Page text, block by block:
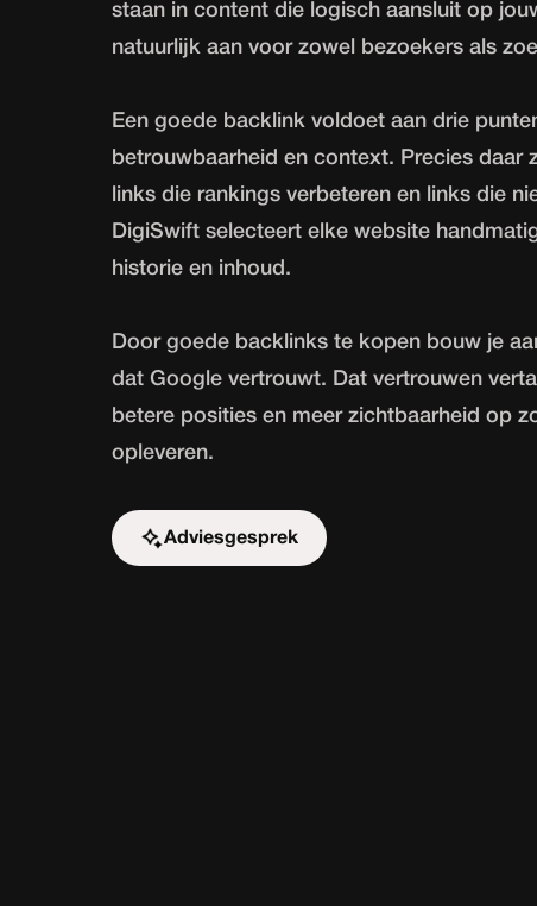
staan in content die logisch aansluit op
natuurlijk aan voor zowel bezoekers als
Een goede backlink voldoet aan drie
betrouwbaarheid en context. Precies daar
links die rankings verbeteren en links die
DigiSwift selecteert elke website
historie en inhoud.
Door goede backlinks te kopen bouw je
dat Google vertrouwt. Dat vertrouwen
betere posities en meer zichtbaarheid op
opleveren.
Adviesgesprek
Start de uitdaging